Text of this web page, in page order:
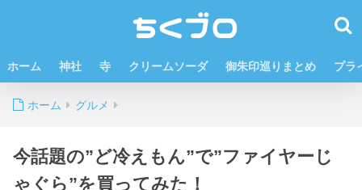
ホーム 神社 寺 クリームソーダ 御朱印巡りまとめ プラ
ホーム グルメ
今話題の”ど冷えもん”で”ファイヤーじ
ゃぐら”を買ってみた！